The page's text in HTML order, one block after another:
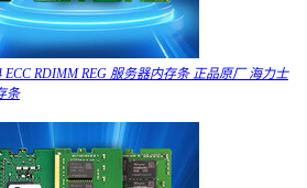
RDIMM REG 服务器内存条 正品原厂 海力士
条